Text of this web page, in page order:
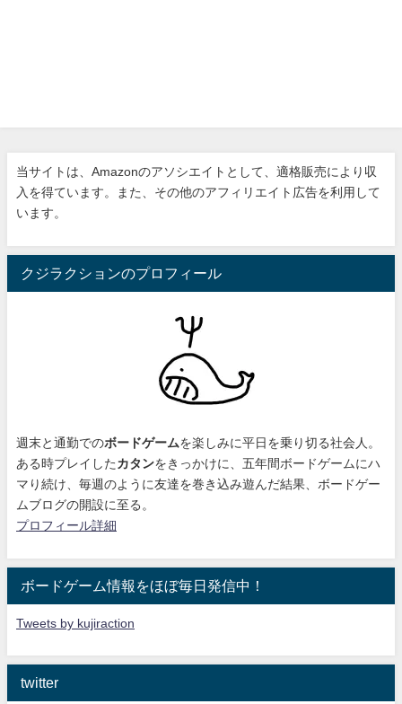
当サイトは、Amazonのアソシエイトとして、適格販売により収
入を得ています。また、その他のアフィリエイト広告を利用して
います。
クジラクションのプロフィール
週末と通勤でのボードゲームを楽しみに平日を乗り切る社会人。
ある時プレイした カタンをきっかけに、 五年間ボードゲームにハ
マり続け 、毎週のように友達を巻き込み遊んだ結果、ボードゲー
ムブログの開設に至る。
プロフィール詳細
ボードゲーム情報をほぼ毎日発信中！
Tweets by kujiraction
twitter